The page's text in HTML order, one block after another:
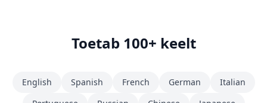
Toetab 100+ keelt
English Spanish French German
Italian